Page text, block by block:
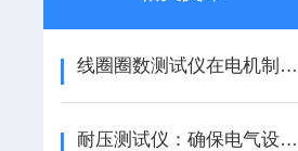
线圈圈数测试仪在电机制造中的关键作用
耐压测试仪：确保电气设备安全性的关键工具